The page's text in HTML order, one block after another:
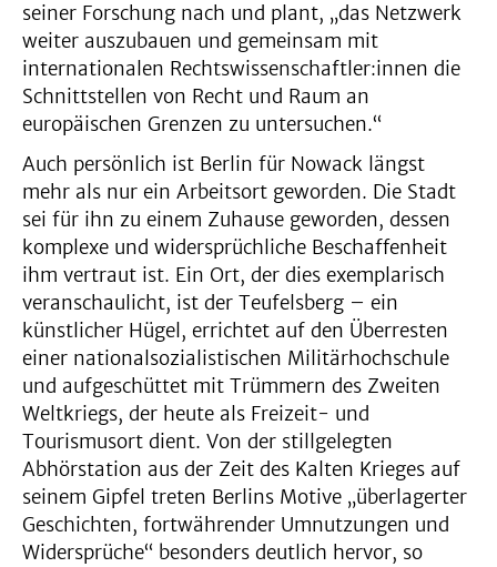
seiner Forschung nach und plant, „das Netzwerk
weiter auszubauen und gemeinsam mit
internationalen Rechtswissenschaftler:innen die
Schnittstellen von Recht und Raum an
europäischen Grenzen zu untersuchen.“
Auch persönlich ist Berlin für Nowack längst
mehr als nur ein Arbeitsort geworden. Die Stadt
sei für ihn zu einem Zuhause geworden, dessen
komplexe und widersprüchliche Beschaffenheit
ihm vertraut ist. Ein Ort, der dies exemplarisch
veranschaulicht, ist der Teufelsberg – ein
künstlicher Hügel, errichtet auf den Überresten
einer nationalsozialistischen Militärhochschule
und aufgeschüttet mit Trümmern des Zweiten
Weltkriegs, der heute als Freizeit- und
Tourismusort dient. Von der stillgelegten
Abhörstation aus der Zeit des Kalten Krieges auf
seinem Gipfel treten Berlins Motive „überlagerter
Geschichten, fortwährender Umnutzungen und
Widersprüche“ besonders deutlich hervor, so